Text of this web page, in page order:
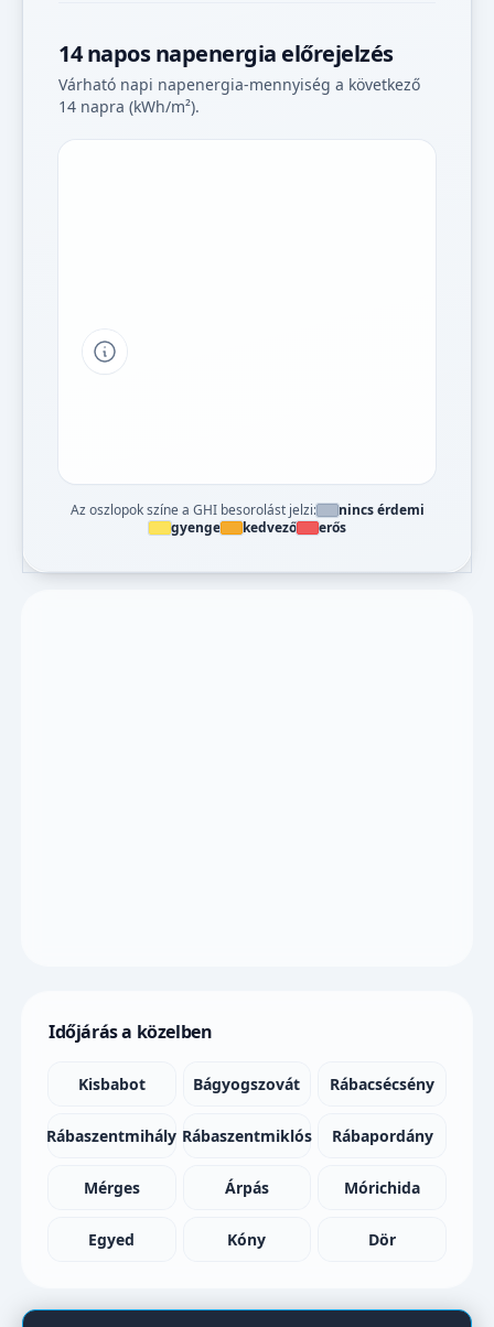
14 napos napenergia előrejelzés
Várható napi napenergia-mennyiség a következő
14 napra (kWh/m²).
Tipp a grafikon jelmagyarázatához
Az oszlopok színe a GHI besorolást jelzi:
nincs érdemi
gyenge
kedvező erős
Időjárás a közelben
Kisbabot Bágyogszovát Rábacsécsény
Rábaszentmihály Rábaszentmiklós Rábapordány
Mérges Árpás Mórichida
Egyed Kóny Dör